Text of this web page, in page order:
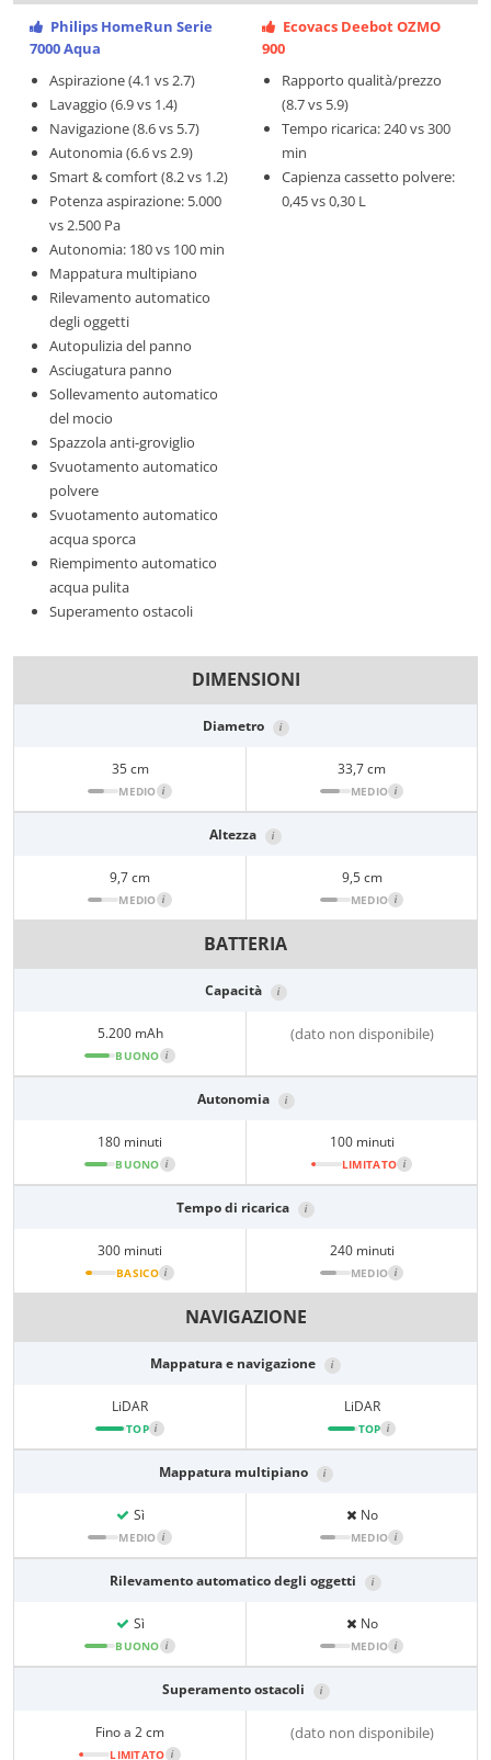
Philips HomeRun Serie
7000 Aqua
Aspirazione (4.1 vs 2.7)
Lavaggio (6.9 vs 1.4)
Navigazione (8.6 vs 5.7)
Autonomia (6.6 vs 2.9)
Smart & comfort (8.2 vs 1.2)
Potenza aspirazione: 5.000
vs 2.500 Pa
Autonomia: 180 vs 100 min
Mappatura multipiano
Rilevamento automatico
degli oggetti
Autopulizia del panno
Asciugatura panno
Sollevamento automatico
del mocio
Spazzola anti-groviglio
Svuotamento automatico
polvere
Svuotamento automatico
acqua sporca
Riempimento automatico
acqua pulita
Superamento ostacoli
Ecovacs Deebot OZMO
900
Rapporto qualità/prezzo
(8.7 vs 5.9)
Tempo ricarica: 240 vs 300
min
Capienza cassetto polvere:
0,45 vs 0,30 L
DIMENSIONI
Diametro i
35 cm
MEDIO i
33,7 cm
MEDIO i
Altezza i
9,7 cm
MEDIO i
9,5 cm
MEDIO i
BATTERIA
Capacità i
5.200 mAh
BUONO i
(dato non disponibile)
Autonomia i
180 minuti
BUONO i
100 minuti
LIMITATO i
Tempo di ricarica i
300 minuti
BASICO i
240 minuti
MEDIO i
NAVIGAZIONE
Mappatura e navigazione i
LiDAR
TOP i
LiDAR
TOP i
Mappatura multipiano i
Sì
MEDIO i
No
MEDIO i
Rilevamento automatico degli oggetti i
Sì
BUONO i
No
MEDIO i
Superamento ostacoli i
Fino a 2 cm
LIMITATO i
(dato non disponibile)